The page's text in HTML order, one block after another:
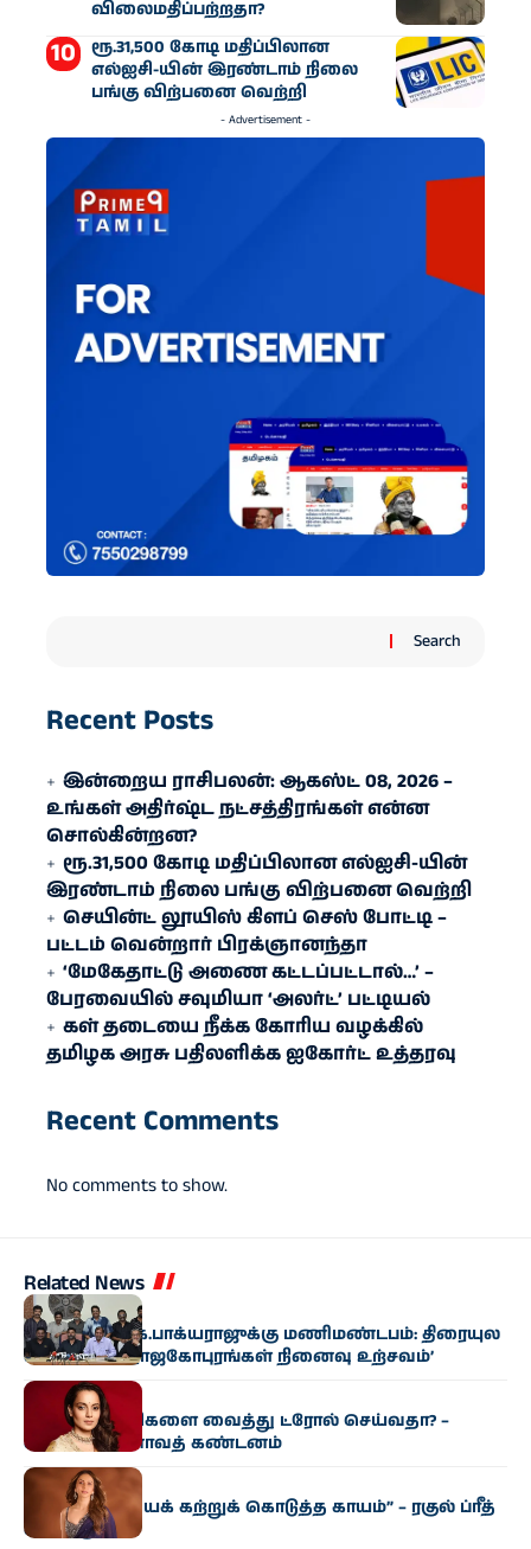
விலைமதிப்பற்றதா?
ரூ.31,500 கோடி மதிப்பிலான
எல்ஐசி-​யின் இரண்​டாம் நிலை
பங்கு விற்பனை வெற்றி
- Advertisement -
Search
Recent Posts
இன்றைய ராசிபலன்: ஆகஸ்ட் 08, 2026 –
உங்கள் அதிர்ஷ்ட நட்சத்திரங்கள் என்ன
சொல்கின்றன?
ரூ.31,500 கோடி மதிப்பிலான எல்ஐசி-​யின்
இரண்​டாம் நிலை பங்கு விற்பனை வெற்றி
செயின்ட் லூயிஸ் கிளப் செஸ் போட்டி –
பட்டம் வென்றார் பிரக்ஞானந்தா
‘மேகேதாட்டு அணை கட்டப்பட்டால்…’ –
பேரவையில் சவுமியா ‘அலர்ட்’ பட்டியல்
கள் தடையை நீக்க கோரிய வழக்கில்
தமிழக அரசு பதிலளிக்க ஐகோர்ட் உத்தரவு
Recent Comments
No comments to show.
Related News
சினிமா
பார​தி​ராஜா, கே.​பாக்​ய​ராஜுக்கு மணிமண்​டபம்: திரை​யுல​
கம் சார்பில் ‘ராஜகோபுரங்​கள் நினைவு உற்சவம்’
சினிமா
சினி​மா காட்​சிகளை வைத்து ட்ரோல் செய்​வ​தா? –
கங்கனா ரணாவத் கண்டனம்
சினிமா
“பொறுமை​யைக் கற்​றுக் கொடுத்த காயம்” – ரகுல் ப்ரீத்
சிங் உருக்​கம்